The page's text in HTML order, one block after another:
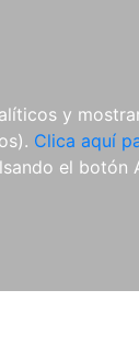
y
Clica aquí
el botón